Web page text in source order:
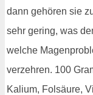
dann gehören sie
sehr gering, was
welche
verzehren. 100
Kalium, Folsäure,